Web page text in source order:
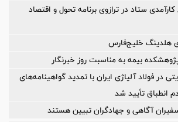
ستاد در ترازوی برنامه تحول و اقتصاد
هلدینگ خلیج‌فارس
بیمه به مناسبت روز خبرنگار
در فولاد آلیاژی ایران با تمدید گواهینامه‌های
آگاهی و جهادگران تبیین هستند